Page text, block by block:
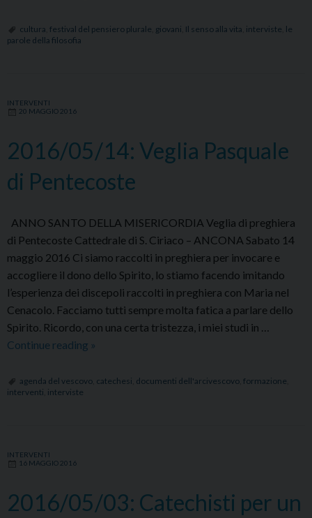
pensiero
cultura festival del pensiero plurale giovani Il senso alla vita interviste le
parole della filosofia
INTERVENTI
20 MAGGIO 2016
2016/05/14: Veglia Pasquale
di Pentecoste
ANNO SANTO DELLA MISERICORDIA Veglia di preghiera
di Pentecoste Cattedrale di S. Ciriaco – ANCONA Sabato 14
maggio 2016 Ci siamo raccolti in preghiera per invocare e
accogliere il dono dello Spirito, lo stiamo facendo imitando
l’esperienza dei discepoli raccolti in preghiera con Maria nel
Cenacolo. Facciamo tutti sempre molta fatica a parlare dello
Spirito. Ricordo, con una certa tristezza, i miei studi in …
Continue reading 2016/05/14:
Pasquale
»
agenda del vescovo catechesi documenti dell'arcivescovo formazione
interventi interviste
INTERVENTI
16 MAGGIO 2016
2016/05/03: Catechisti per un